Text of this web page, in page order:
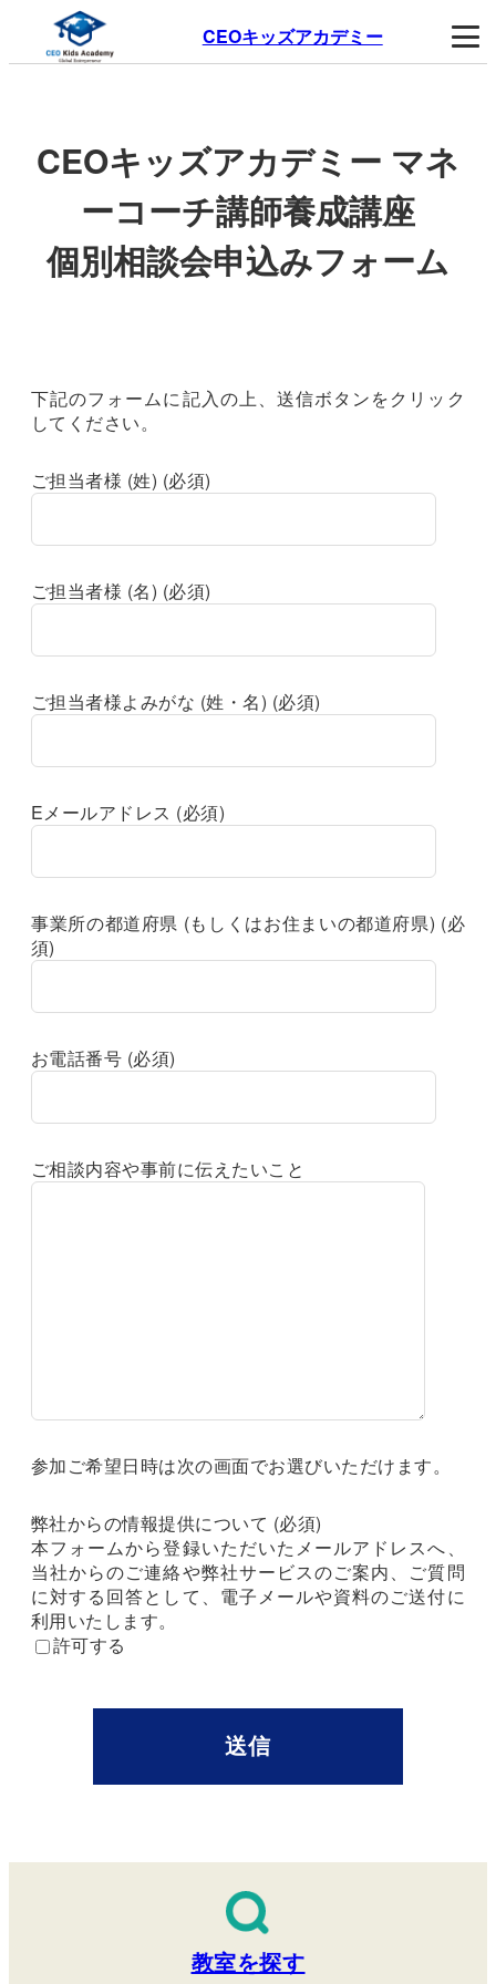
CEOキッズアカデミー
CEOキッズアカデミー マネ
ーコーチ講師養成講座
個別相談会申込みフォーム
下記のフォームに記入の上、送信ボタンをクリック
してください。
ご担当者様 (姓) (必須)
ご担当者様 (名) (必須)
ご担当者様よみがな (姓・名) (必須)
Eメールアドレス (必須)
事業所の都道府県 (もしくはお住まいの都道府県) (必
須)
お電話番号 (必須)
ご相談内容や事前に伝えたいこと
参加ご希望日時は次の画面でお選びいただけます。
弊社からの情報提供について (必須)
本フォームから登録いただいたメールアドレスへ、
当社からのご連絡や弊社サービスのご案内、ご質問
に対する回答として、電子メールや資料のご送付に
利用いたします。
許可する
教室を探す